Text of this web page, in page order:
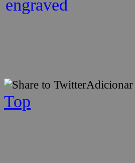
Adicionar
Top